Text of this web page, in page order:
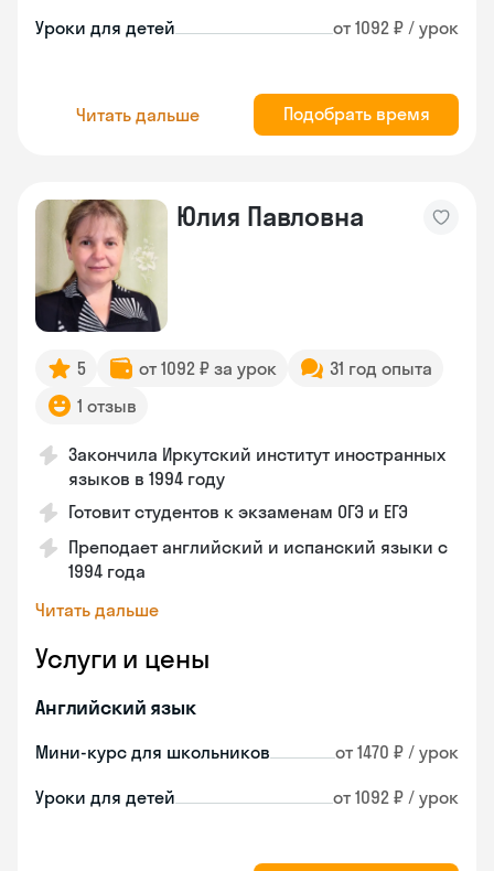
Уроки для детей от 1092 ₽ / урок
Читать дальше Подобрать время
Юлия Павловна
5 от 1092 ₽ за урок
31 год опыта
1 отзыв
Закончила Иркутский институт иностранных
языков в 1994 году
Готовит студентов к экзаменам ОГЭ и ЕГЭ
Преподает английский и испанский языки с
1994 года
Читать дальше
Услуги и цены
Английский язык
Мини-курс для школьников от 1470 ₽ / урок
Уроки для детей от 1092 ₽ / урок